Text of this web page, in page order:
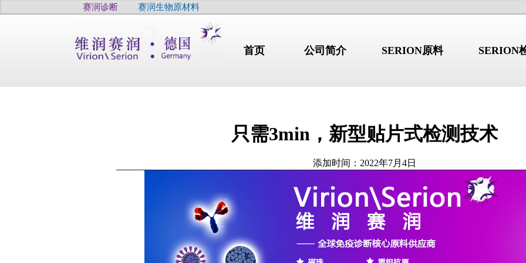
赛润诊断 赛润生物原材料
首页 公司简介
公司简介
德国维润赛润 (Institut
是全球著名的诊断原料生产商。
SERION原料 SERION
行业动态 /NEWS
干燥综合征：不只是”口
干眼干”的系统性自身免
2026.08.03
高品质 b2GP1 自免抗原产品详解
高品质 Jo-1 自免抗原产品详解
行业新闻
干燥综合征：不只是”口干眼
干”的系统性自身免疫病
高品质 Jo-1 自免抗原产品详解
只需3min，新型贴片式检测技术
添加时间：2022年7月4日